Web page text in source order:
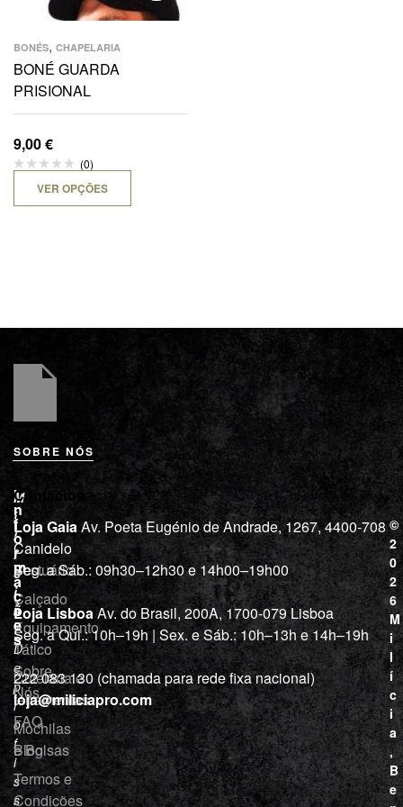
BONÉS, CHAPELARIA
BONÉ GUARDA
PRISIONAL
9,00€
(0)
VER OPÇÕES
SOBRE NÓS
M
i
l
í
c
i
a
“
D
e
p
r
o
f
i
s
s
L
o
j
a
Vestuário
Calçado
Equipamento
Tático
Cutelaria e
ferramentas
Mochilas
e Bolsas
I
n
f
o
r
m
a
ç
õ
e
s
Sobre
Nós
FAQ
Blog
Termos e
Condições
Contactos
Loja GaiaAv. Poeta Eugénio de Andrade, 1267, 4400-708
Canidelo
Seg. a Sáb.: 09h30–12h30 e 14h00–19h00
Loja LisboaAv. do Brasil, 200A, 1700-079 Lisboa
Seg. a Qui.: 10h–19h | Sex. e Sáb.: 10h–13h e 14h–19h
222 083 130 (chamada para rede fixa nacional)
loja@miliciapro.com
©
2
0
2
6
M
i
l
í
c
i
a
,
B
e